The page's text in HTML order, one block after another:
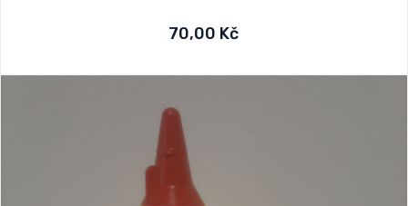
70,00 Kč